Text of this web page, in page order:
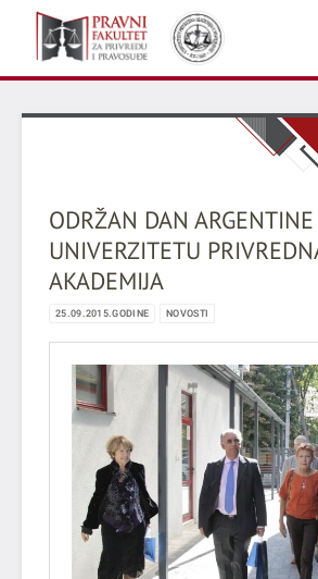
ODRŽAN DAN
UNIVERZITETU
AKADEMIJA
25.09.2015.GODINE NOVOSTI